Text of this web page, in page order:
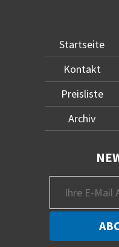
Startseite
Kontakt
Preisliste
Archiv